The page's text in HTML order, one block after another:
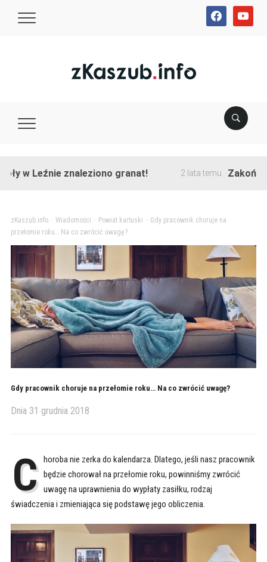
facebookyoutube
znaleziono granat! 2 lata temu Zakończono
zKaszub.info> Wiadomości Powiat kartuski
Gdy pracownik choruje na
przełomie roku… Na co zwrócić uwagę?
Gdy pracownik choruje na przełomie roku… Na co zwrócić uwagę?
Dnia 31 grudnia 2018
C horoba nie zerka do kalendarza. Dlatego, jeśli nasz pracownik
będzie chorował na przełomie roku, powinniśmy zwrócić
uwagę na uprawnienia do wypłaty zasiłku, rodzaj
świadczenia i zmieniająca się podstawę jego obliczenia.